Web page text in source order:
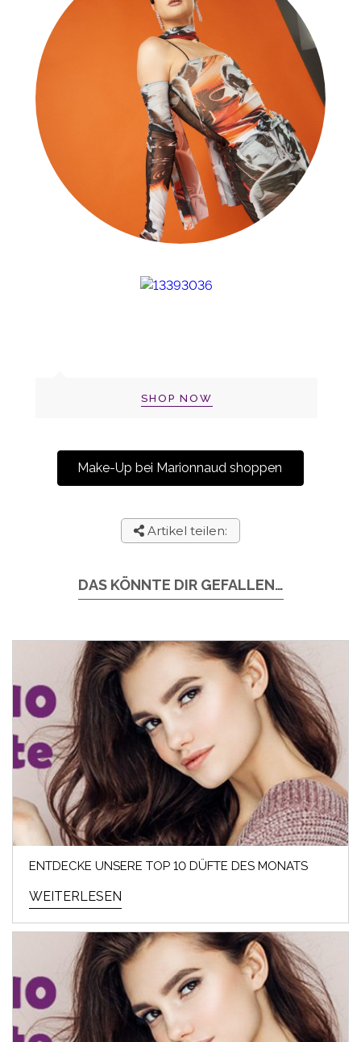
SHOP NOW
Make-Up bei Marionnaud shoppen
Artikel teilen:
DAS KÖNNTE DIR GEFALLEN…
ENTDECKE UNSERE TOP 10 DÜFTE DES MONATS
WEITERLESEN